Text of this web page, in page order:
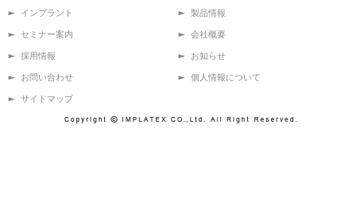
インプラント 製品情報
セミナー案内 会社概要
採用情報 お知らせ
お問い合わせ 個人情報について
サイトマップ